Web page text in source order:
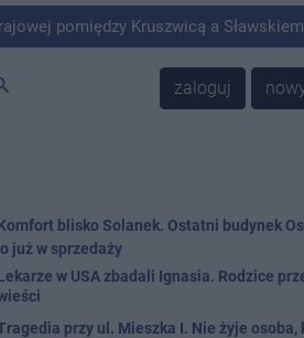
a Sławskiem Wielkim doszło do zderzenia samochodu ciężarowego z
zaloguj
blisko Solanek. Ostatni budynek
już w sprzedaży
w USA zbadali Ignasia. Rodzice
przy ul. Mieszka I. Nie żyje osoba,